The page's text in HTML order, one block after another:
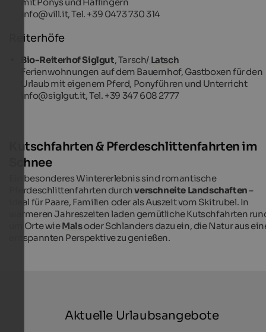
info@vill.it, Tel. +39 0473 730 314
Reiterhöfe
Bio-Reiterhof Siglgut, Tarsch/ Latsch
Ferienwohnungen auf dem Bauernhof, Gastboxen für den
Urlaub mit eigenem Pferd, Ponyführen und Unterricht
info@siglgut.it, Tel. +39 347 608 2777
Kutschfahrten & Pferdeschlittenfahrten im
Schnee
Ein besonderes Wintererlebnis sind romantische
Pferdeschlittenfahrten durchverschneite Landschaften–
ideal für Paare, Familien oder als Auszeit vom Skitrubel. In
wärmeren Jahreszeiten laden gemütliche Kutschfahrten
um Orte wieMalsoder Schlanders dazu ein, die Natur aus
entspannten Perspektive zu genießen.
Aktuelle Urlaubsangebote